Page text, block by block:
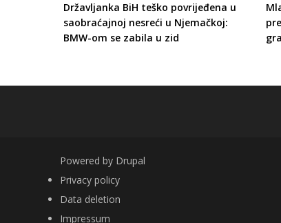
Državljanka BiH teško povrijeđena u
saobraćajnoj nesreći u Njemačkoj:
BMW-om se zabila u zid
Powered by Drupal
FOOTER
Privacy policy
Data deletion
Impressum